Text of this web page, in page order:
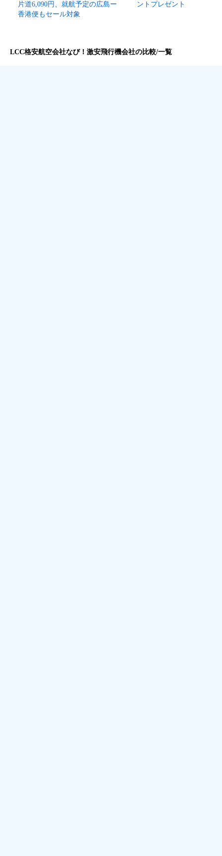
片道6,090円、就航予定の広島ー
香港便もセール対象
ントプレゼント
LCC格安航空会社なび！激安飛行機会社の比較/一覧